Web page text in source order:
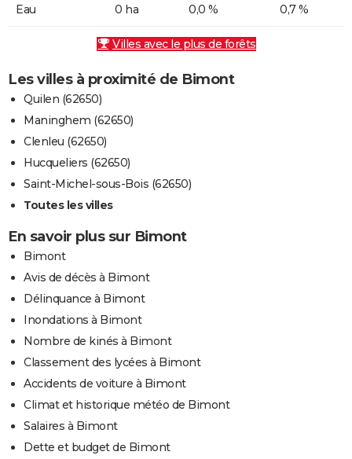
Eau 0 ha 0,0 % 0,7 %
Villes avec le plus de forêts
Les villes à proximité de Bimont
Quilen (62650)
Maninghem (62650)
Clenleu (62650)
Hucqueliers (62650)
Saint-Michel-sous-Bois (62650)
Toutes les villes
En savoir plus sur Bimont
Bimont
Avis de décès à Bimont
Délinquance à Bimont
Inondations à Bimont
Nombre de kinés à Bimont
Classement des lycées à Bimont
Accidents de voiture à Bimont
Climat et historique météo de Bimont
Salaires à Bimont
Dette et budget de Bimont